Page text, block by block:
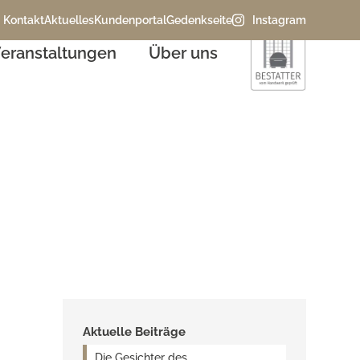
KontaktAktuellesKundenportalGedenkseite Instagram
Über uns
Aktuelle Beiträge